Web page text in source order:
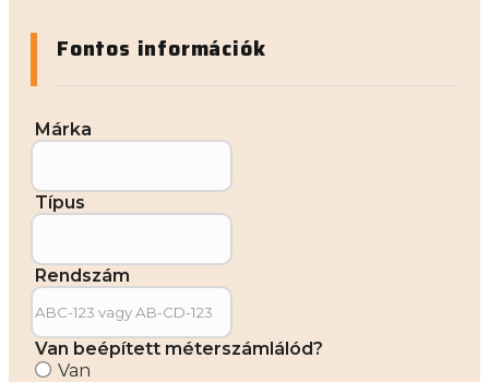
Fontos információk
Márka
Típus
Rendszám
Van beépített méterszámlálód?
Van